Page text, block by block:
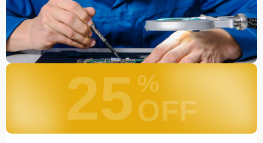
25 %
OFF